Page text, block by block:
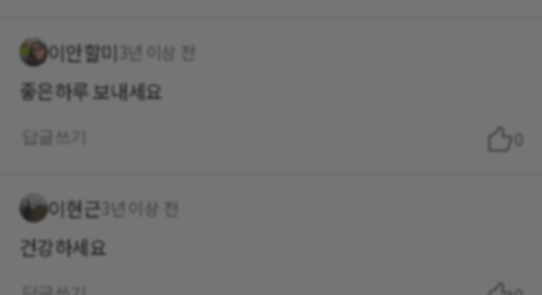
이안할미 3년 이상 전
좋은하루 보내세요
이현근 3년 이상 전
건강하세요